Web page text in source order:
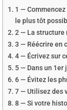
1 —
le plus tôt
2 — La structure
3 — Réécrire en
4 — Écrivez sur
5 — Dans un 1er
6 — Évitez les
7 — Utilisez des
8 — Si votre